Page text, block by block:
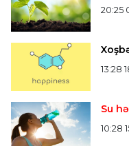
20:25
13:28
Su
10:28